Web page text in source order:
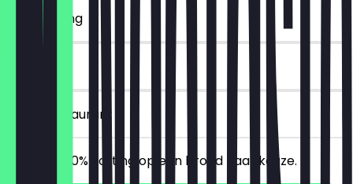
~€ 2 korting
in het restaurant
Ontvang 30% korting op een brood naar keuze.